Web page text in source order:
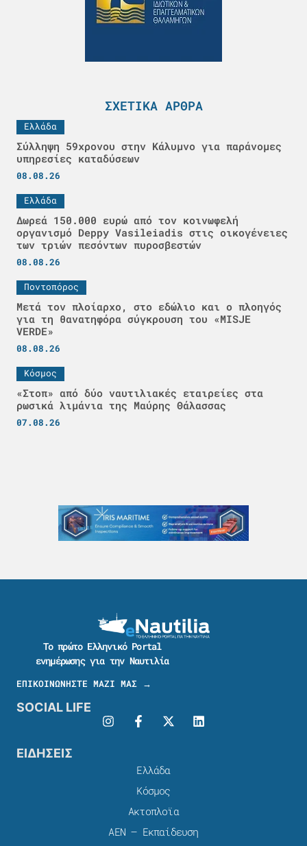
ΣΧΕΤΙΚΆ ΆΡΘΡΑ
Ελλάδα
Σύλληψη 59χρονου στην Κάλυμνο για παράνομες
υπηρεσίες καταδύσεων
08.08.26
Ελλάδα
Δωρεά 150.000 ευρώ από τον κοινωφελή
οργανισμό Deppy Vasileiadis στις οικογένειες
των τριών πεσόντων πυροσβεστών
08.08.26
Ποντοπόρος
Μετά τον πλοίαρχο, στο εδώλιο και ο πλοηγός
για τη θανατηφόρα σύγκρουση του «MISJE
VERDE»
08.08.26
Κόσμος
«Στοπ» από δύο ναυτιλιακές εταιρείες στα
ρωσικά λιμάνια της Μαύρης Θάλασσας
07.08.26
Το πρώτο Ελληνικό Portal
ενημέρωσης για την Ναυτιλία
ΕΠΙΚΟΙΝΩΝΗΣΤΕ ΜΑΖΙ ΜΑΣ →
SOCIAL LIFE
ΕΙΔΗΣΕΙΣ
Ελλάδα
Κόσμος
Ακτοπλοϊα
ΑΕΝ – Εκπαίδευση